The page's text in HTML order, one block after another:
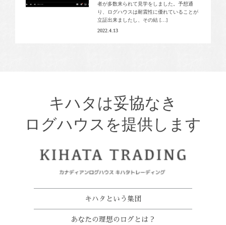
者が多数来られて見学をしました。予想通
り、ログハウスは耐震性に優れていることが
立証出来ましたし、その結 […]
2022.4.13
キハタは妥協なき
ログハウスを提供します
キハタという集団
あなたの理想のログとは？